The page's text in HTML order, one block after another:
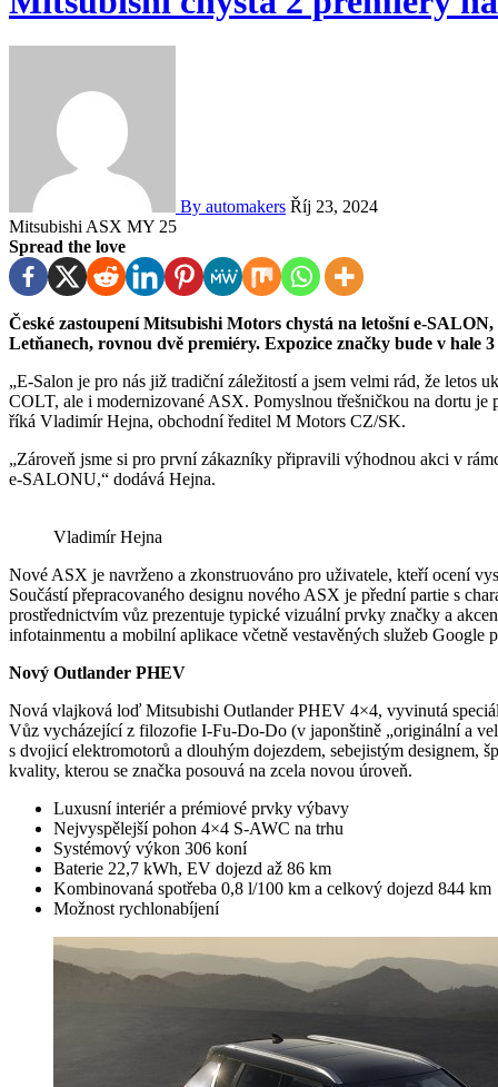
By automakers Říj 23, 2024
Mitsubishi ASX MY 25
Spread the love
České zastoupení Mitsubishi Motors chystá na letošní e-SALON, který se bude konat 10. 11. 2024 v pražských
Letňanech, rovnou dvě premiéry. Expozice značky bude v hale
„E-Salon je pro nás již tradiční záležitostí a jsem velmi rád, že letos
COLT, ale i modernizované ASX. Pomyslnou třešničkou na dortu
říká Vladimír Hejna, obchodní ředitel M Motors CZ/SK.
„Zároveň jsme si pro první zákazníky připravili výhodnou akci v
e-SALONU,“ dodává Hejna.
Vladimír Hejna
Nové ASX je navrženo a zkonstruováno pro uživatele, kteří ocení
Součástí přepracovaného designu nového ASX je přední partie s
prostřednictvím vůz prezentuje typické vizuální prvky značky a
infotainmentu a mobilní aplikace včetně vestavěných služeb Google
Nový Outlander PHEV
Nová vlajková loď Mitsubishi Outlander PHEV 4×4, vyvinutá
Vůz vycházející z filozofie I-Fu-Do-Do (v japonštině „originální a
s dvojicí elektromotorů a dlouhým dojezdem, sebejistým designem,
kvality, kterou se značka posouvá na zcela novou úroveň.
Luxusní interiér a prémiové prvky výbavy
Nejvyspělejší pohon 4×4 S-AWC na trhu
Systémový výkon 306 koní
Baterie 22,7 kWh, EV dojezd až 86 km
Kombinovaná spotřeba 0,8 l/100 km a celkový dojezd 844 km
Možnost rychlonabíjení